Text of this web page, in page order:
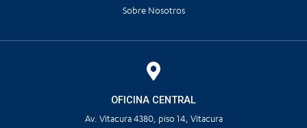
Sobre Nosotros
OFICINA CENTRAL
Av. Vitacura 4380, piso 14, Vitacura